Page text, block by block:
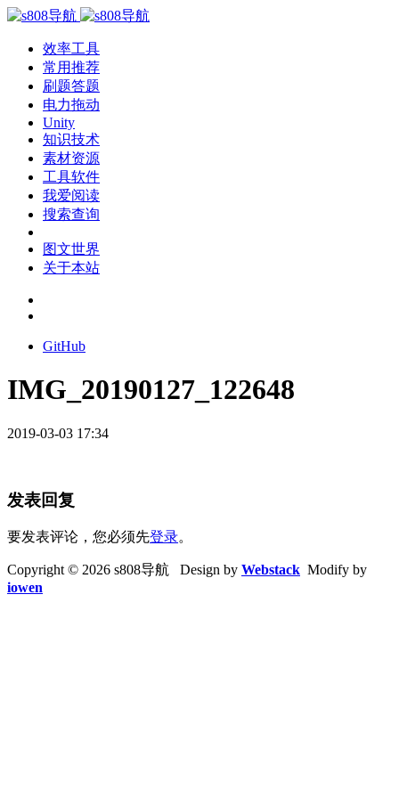
效率工具
常用推荐
刷题答题
电力拖动
Unity
知识技术
素材资源
工具软件
我爱阅读
搜索查询
图文世界
关于本站
GitHub
IMG_20190127_122648
2019-03-03 17:34
发表回复
要发表评论，您必须先登录。
Copyright © 2026 s808导航 Design by Webstack Modify by
iowen